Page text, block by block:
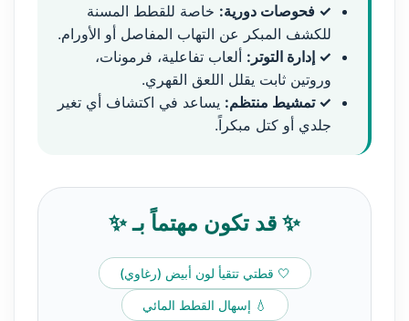
✓ فحوصات دورية: خاصة للقطط المسنة
للكشف المبكر عن التهاب المفاصل أو الأورام.
✓ إدارة التوتر: ألعاب تفاعلية، فرمونات،
وروتين ثابت يقلل اللعق القهري.
✓ تمشيط منتظم: يساعد في اكتشاف أي تغير
جلدي أو كتل مبكراً.
✨ قد تكون مهتماً بـ ✨
🤍 قطتي تتقيأ لون أبيض (رغاوي)
💧 إسهال القطط المائي